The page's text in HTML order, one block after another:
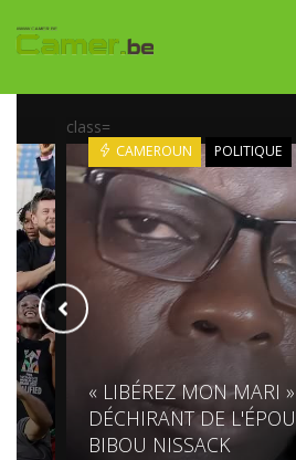
class=
CAMEROUN POLITIQUE
« LIBÉREZ MON MARI
DÉCHIRANT DE
BIBOU NISSACK